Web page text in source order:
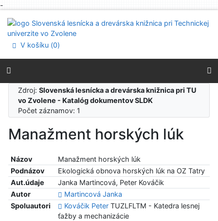
-
Prejsť na menu
Prehlásenie o webovej prístupnosti
V košíku (0)
Zdroj:Slovenská lesnícka a drevárska knižnica pri TU
vo Zvolene - Katalóg dokumentov SLDK
Počet záznamov: 1
Manažment horských lúk
Názov
Manažment horských lúk
Podnázov
Ekologická obnova horských lúk na OZ Tatry
Aut.údaje
Janka Martincová, Peter Kováčik
Autor
Martincová Janka
Spoluautori
Kováčik PeterTUZLFLTM - Katedra lesnej
ťažby a mechanizácie